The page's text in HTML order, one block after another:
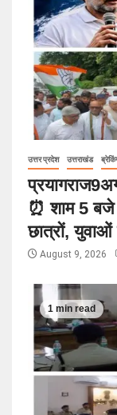
उत्तर प्रदेश उत्तराखंड
⏰ शाम 5 बजे
छात्रों,
August 9, 2026
1 min read